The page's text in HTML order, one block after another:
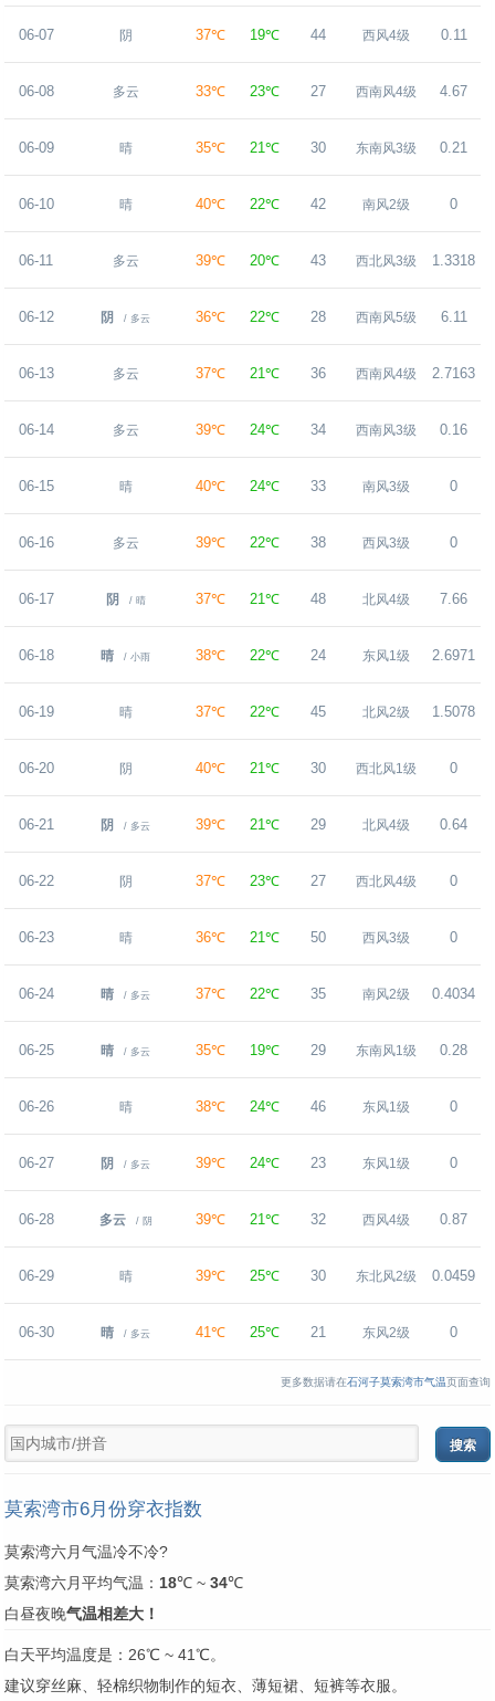
06-07 阴 37℃ 19℃ 44 西风4级 0.11
06-08 多云 33℃ 23℃ 27 西南风4级 4.67
06-09 晴 35℃ 21℃ 30 东南风3级 0.21
06-10 晴 40℃ 22℃ 42 南风2级 0
06-11 多云 39℃ 20℃ 43 西北风3级 1.3318
06-12 阴 / 多云 36℃ 22℃ 28 西南风5级 6.11
06-13 多云 37℃ 21℃ 36 西南风4级 2.7163
06-14 多云 39℃ 24℃ 34 西南风3级 0.16
06-15 晴 40℃ 24℃ 33 南风3级 0
06-16 多云 39℃ 22℃ 38 西风3级 0
06-17 阴 / 晴 37℃ 21℃ 48 北风4级 7.66
06-18 晴 / 小雨 38℃ 22℃ 24 东风1级 2.6971
06-19 晴 37℃ 22℃ 45 北风2级 1.5078
06-20 阴 40℃ 21℃ 30 西北风1级 0
06-21 阴 / 多云 39℃ 21℃ 29 北风4级 0.64
06-22 阴 37℃ 23℃ 27 西北风4级 0
06-23 晴 36℃ 21℃ 50 西风3级 0
06-24 晴 / 多云 37℃ 22℃ 35 南风2级 0.4034
06-25 晴 / 多云 35℃ 19℃ 29 东南风1级 0.28
06-26 晴 38℃ 24℃ 46 东风1级 0
06-27 阴 / 多云 39℃ 24℃ 23 东风1级 0
06-28 多云 / 阴 39℃ 21℃ 32 西风4级 0.87
06-29 晴 39℃ 25℃ 30 东北风2级 0.0459
06-30 晴 / 多云 41℃ 25℃ 21 东风2级 0
更多数据请在石河子莫索湾市气温页面查询
莫索湾市6月份穿衣指数
莫索湾六月气温冷不冷?
莫索湾六月平均气温： 18℃ ~ 34℃
白昼夜晚气温相差大！
白天平均温度是：26℃ ~ 41℃。
建议穿丝麻、轻棉织物制作的短衣、薄短裙、短裤等衣服。